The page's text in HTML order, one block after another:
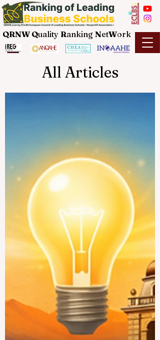
QRNW Quality Ranking NetWork
All Articles